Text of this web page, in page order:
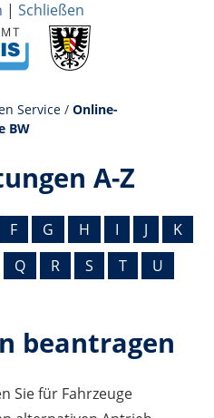
| Schließen
Service /Online-
BW
A-Z
F G H I J
K
Q R S T
U
beantragen
Sie für Fahrzeuge